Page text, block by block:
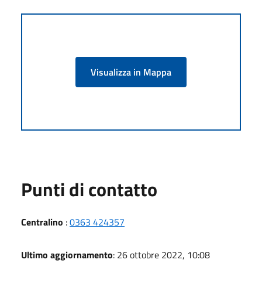
Visualizza in Mappa
Punti di contatto
Centralino :0363 424357
Ultimo aggiornamento: 26 ottobre 2022, 10:08